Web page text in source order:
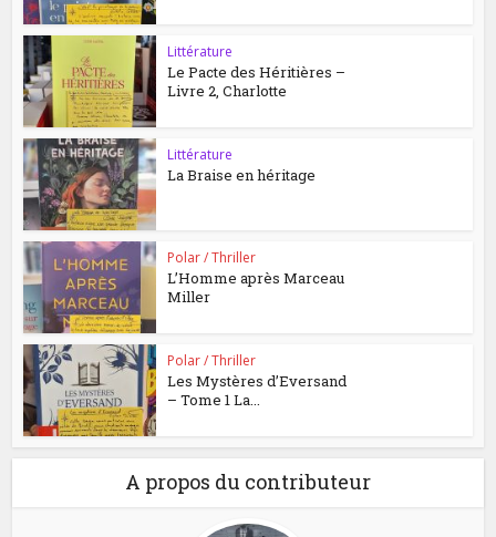
Littérature
Le Pacte des Héritières –
Livre 2, Charlotte
Littérature
La Braise en héritage
Polar / Thriller
L’Homme après Marceau
Miller
Polar / Thriller
Les Mystères d’Eversand
– Tome 1 La...
A propos du contributeur